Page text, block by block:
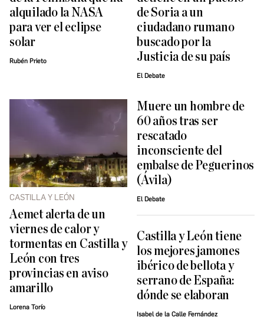
alquilado la NASA
para ver el eclipse
solar
Rubén Prieto
de Soria a un
ciudadano rumano
buscado por la
Justicia de su país
El Debate
CASTILLA Y LEÓN
Aemet alerta de un
viernes de calor y
tormentas en Castilla y
León con tres
provincias en aviso
amarillo
Lorena Torío
Muere un hombre de
60 años tras ser
rescatado
inconsciente del
embalse de Peguerinos
(Ávila)
El Debate
Castilla y León tiene
los mejores jamones
ibérico de bellota y
serrano de España:
dónde se elaboran
Isabel de la Calle Fernández